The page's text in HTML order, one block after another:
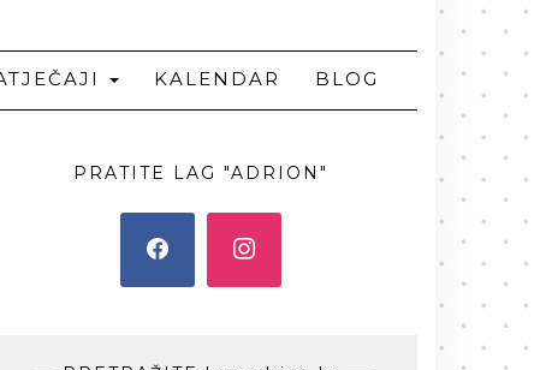
KALENDAR BLOG
PRATITE LAG "ADRION"